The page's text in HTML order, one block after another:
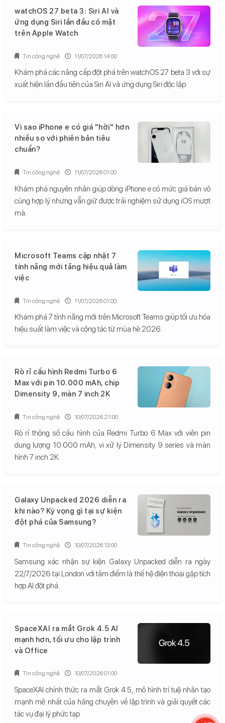
watchOS 27 beta 3: Siri AI và
ứng dụng Siri lần đầu có mặt
trên Apple Watch
Khám phá các nâng cấp đột phá trên watchOS 27 beta 3 với sự
xuất hiện lần đầu tiên của Siri AI và ứng dụng Siri độc lập.
Tin công nghệ 11/07/2026 14:00
Vì sao iPhone e có giá "hời" hơn
nhiều so với phiên bản tiêu
chuẩn?
Khám phá nguyên nhân giúp dòng iPhone e có mức giá bán vô
cùng hợp lý nhưng vẫn giữ được trải nghiệm sử dụng iOS mượt
mà.
Tin công nghệ 11/07/2026 01:00
Microsoft Teams cập nhật 7
tính năng mới tăng hiệu quả làm
việc
Khám phá 7 tính năng mới trên Microsoft Teams giúp tối ưu hóa
hiệu suất làm việc và cộng tác từ mùa hè 2026.
Tin công nghệ 11/07/2026 01:00
Rò rỉ cấu hình Redmi Turbo 6
Max với pin 10.000 mAh, chip
Dimensity 9, màn 7 inch 2K
Rò rỉ thông số cấu hình của Redmi Turbo 6 Max với viên pin
dung lượng 10.000 mAh, vi xử lý Dimensity 9 series và màn
hình 7 inch 2K.
Tin công nghệ 10/07/2026 21:00
Galaxy Unpacked 2026 diễn ra
khi nào? Kỳ vọng gì tại sự kiện
đột phá của Samsung?
Samsung xác nhận sự kiện Galaxy Unpacked diễn ra ngày
22/7/2026 tại London với tâm điểm là thế hệ điện thoại gập tích
hợp AI đột phá.
Tin công nghệ 10/07/2026 13:00
SpaceXAI ra mắt Grok 4.5 AI
mạnh hơn, tối ưu cho lập trình
và Office
SpaceXAI chính thức ra mắt Grok 4.5, mô hình trí tuệ nhân tạo
mạnh mẽ nhất của hãng chuyên về lập trình và giải quyết các
tác vụ đại lý phức tạp.
Tin công nghệ 10/07/2026 01:00